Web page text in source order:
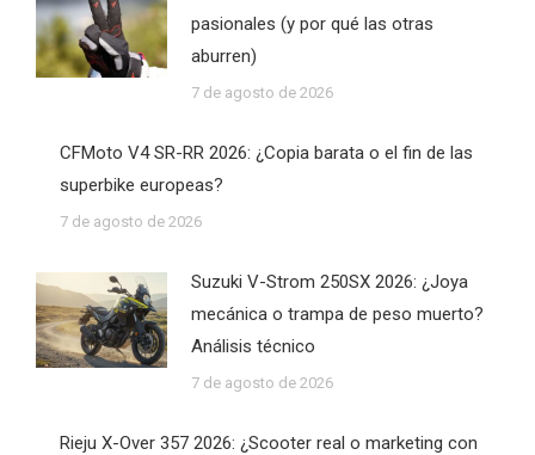
pasionales (y por qué las otras
aburren)
7 de agosto de 2026
CFMoto V4 SR-RR 2026: ¿Copia barata o el fin de las
superbike europeas?
7 de agosto de 2026
Suzuki V-Strom 250SX 2026: ¿Joya
mecánica o trampa de peso muerto?
Análisis técnico
7 de agosto de 2026
Rieju X-Over 357 2026: ¿Scooter real o marketing con